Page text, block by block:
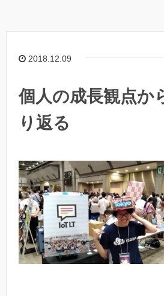
2018.12.09
個人の成長観点か
り返る